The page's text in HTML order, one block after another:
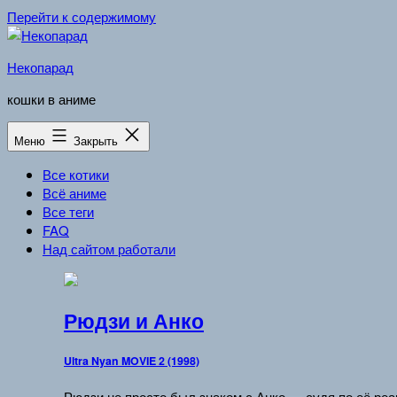
Перейти к содержимому
Некопарад
кошки в аниме
Меню Закрыть
Все котики
Всё аниме
Все теги
FAQ
Над сайтом работали
Рюдзи и Анко
Ultra Nyan MOVIE 2 (1998)